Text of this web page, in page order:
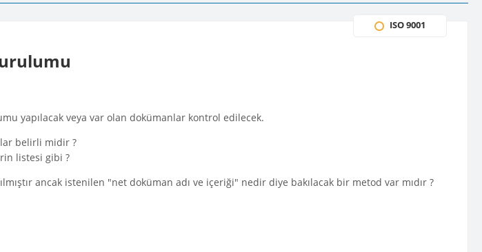
ISO 9001
yapılacak veya var olan dokümanlar kontrol edilecek.
belirli midir ?
listesi gibi ?
ancak istenilen "net doküman adı ve içeriği" nedir diye bakılacak bir metod var mıdır ?